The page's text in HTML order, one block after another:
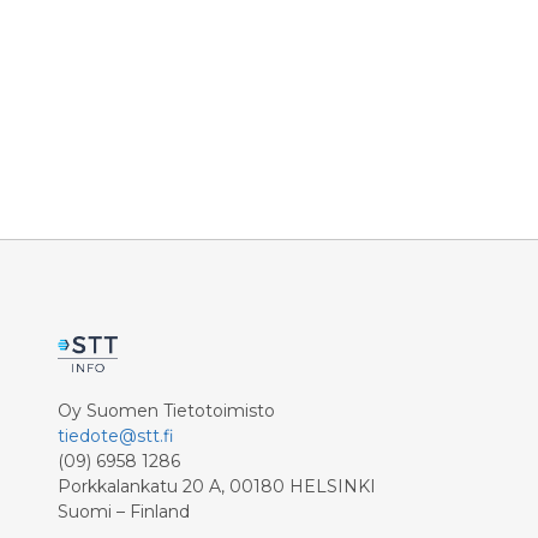
Oy Suomen Tietotoimisto
tiedote@stt.fi
(09) 6958 1286
Porkkalankatu 20 A, 00180 HELSINKI
Suomi – Finland